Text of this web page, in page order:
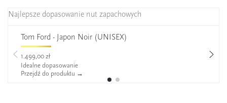
Najlepsze dopasowanie nut zapachowych
Tom Ford - Japon Noir (UNISEX)
1.499,00 zł
Idealne dopasowanie
Przejdź do produktu →